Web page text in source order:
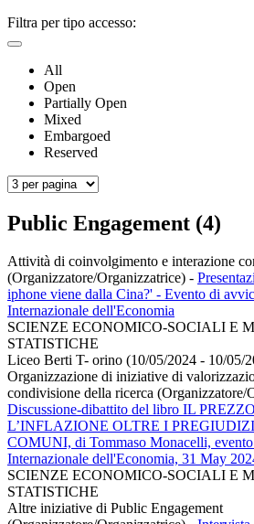
Filtra per tipo accesso:
All
Open
Partially Open
Mixed
Embargoed
Reserved
Public Engagement (4)
Attività di coinvolgimento e interazione
(Organizzatore/Organizzatrice) -
iphone viene dalla Cina?' - Evento di
Internazionale dell'Economia
SCIENZE ECONOMICO-SOCIALI E
STATISTICHE
Liceo Berti T- orino (10/05/2024 - 10/05/
Organizzazione di iniziative di
condivisione della ricerca (Organizzatore/
Discussione-dibattito del libro IL
L’INFLAZIONE OLTRE I
COMUNI, di Tommaso Monacelli,
Internazionale dell'Economia, 31 May
SCIENZE ECONOMICO-SOCIALI E
STATISTICHE
Altre iniziative di Public Engagement